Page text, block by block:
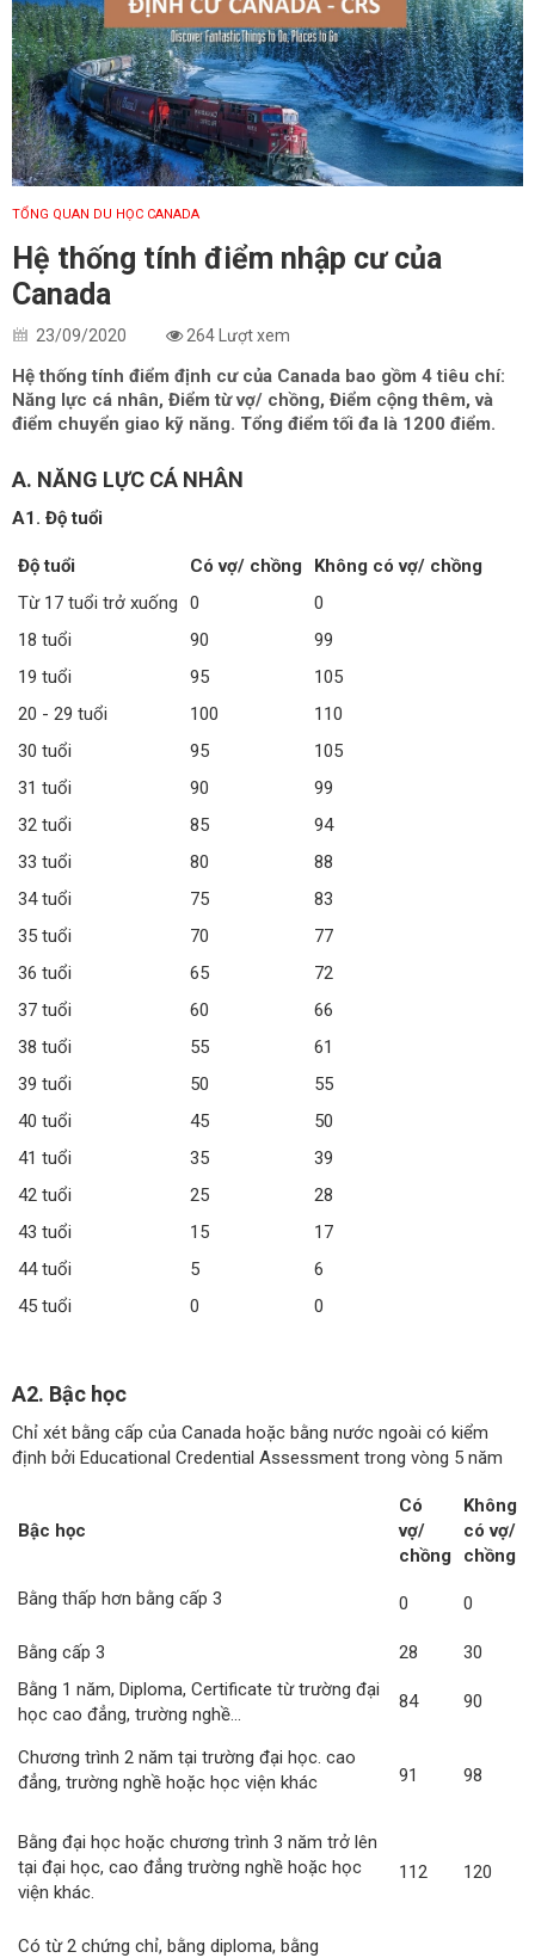
TỔNG QUAN DU HỌC CANADA
Hệ thống tính điểm nhập cư của
Canada
23/09/2020 264 Lượt xem
Hệ thống tính điểm định cư của Canada bao gồm 4 tiêu chí:
Năng lực cá nhân, Điểm từ vợ/ chồng, Điểm cộng thêm, và
điểm chuyển giao kỹ năng. Tổng điểm tối đa là 1200 điểm.
A. NĂNG LỰC CÁ NHÂN
A1. Độ tuổi
Độ tuổi Có vợ/ chồng
Không có vợ/ chồng
Từ 17 tuổi trở xuống
0
0
18 tuổi
90
99
19 tuổi
95
105
20 - 29 tuổi
100
110
30 tuổi
95
105
31 tuổi
90
99
32 tuổi
85
94
33 tuổi
80
88
34 tuổi
75
83
35 tuổi
70
77
36 tuổi
65
72
37 tuổi
60
66
38 tuổi
55
61
39 tuổi
50
55
40 tuổi
45
50
41 tuổi
35
39
42 tuổi
25
28
43 tuổi
15
17
44 tuổi
5
6
45 tuổi
0 0
A2. Bậc học
Chỉ xét bằng cấp của Canada hoặc bằng nước ngoài có kiểm
định bởi Educational Credential Assessment trong vòng 5 năm
Bậc học
Có
vợ/
chồng
Không
có vợ/
chồng
Bằng thấp hơn bằng cấp 3
0 0
Bằng cấp 3 28
30
Bằng 1 năm, Diploma, Certificate từ trường đại
học cao đẳng, trường nghề...
84 90
Chương trình 2 năm tại trường đại học. cao
đẳng, trường nghề hoặc học viện khác
91 98
Bằng đại học hoặc chương trình 3 năm trở lên
tại đại học, cao đẳng trường nghề hoặc học
viện khác.
112 120
Có từ 2 chứng chỉ, bằng diploma, bằng